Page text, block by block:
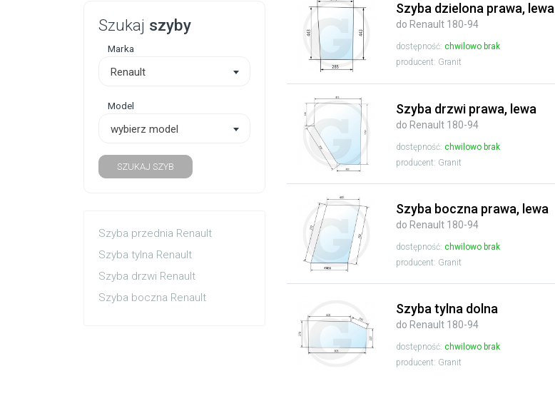
Szukaj szyby
Marka
Renault
Model
wybierz model
SZUKAJ SZYB
Szyba przednia Renault
Szyba tylna Renault
Szyba drzwi Renault
Szyba boczna Renault
Szyba dzielona prawa, lewa
do Renault 180-94
dostępność:chwilowo brak
producent: Granit
Szyba drzwi prawa, lewa
do Renault 180-94
dostępność:chwilowo brak
producent: Granit
Szyba boczna prawa, lewa
do Renault 180-94
dostępność:chwilowo brak
producent: Granit
Szyba tylna dolna
do Renault 180-94
dostępność:chwilowo brak
producent: Granit